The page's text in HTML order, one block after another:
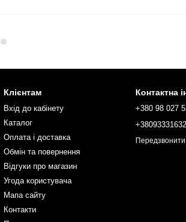
Клієнтам
Вхід до кабінету
Каталог
Оплата і доставка
Обмін та повернення
Відгуки про магазин
Угода користувача
Мапа сайту
Контакти
Контактна
+380 98 027